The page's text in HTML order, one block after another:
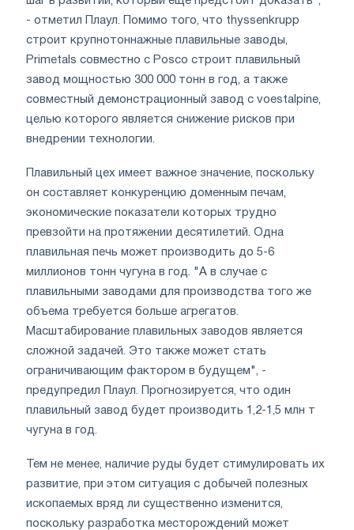
- отметил Плаул. Помимо того, что thyssenkrupp
строит крупнотоннажные плавильные заводы,
Primetals совместно с Posco строит плавильный
завод мощностью 300 000 тонн в год, а также
совместный демонстрационный завод с voestalpine,
целью которого является снижение рисков при
внедрении технологии.
Плавильный цех имеет важное значение, поскольку
он составляет конкуренцию доменным печам,
экономические показатели которых трудно
превзойти на протяжении десятилетий. Одна
плавильная печь может производить до 5-6
миллионов тонн чугуна в год. "А в случае с
плавильными заводами для производства того же
объема требуется больше агрегатов.
Масштабирование плавильных заводов является
сложной задачей. Это также может стать
ограничивающим фактором в будущем", -
предупредил Плаул. Прогнозируется, что один
плавильный завод будет производить 1,2-1,5 млн т
чугуна в год.
Тем не менее, наличие руды будет стимулировать их
развитие, при этом ситуация с добычей полезных
ископаемых вряд ли существенно изменится,
поскольку разработка месторождений может